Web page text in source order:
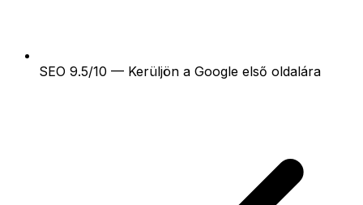
SEO 9.5/10 — Kerüljön a Google első oldalára